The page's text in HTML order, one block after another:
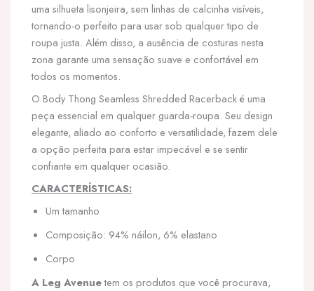
uma silhueta lisonjeira, sem linhas de calcinha visíveis,
tornando-o perfeito para usar sob qualquer tipo de
roupa justa. Além disso, a ausência de costuras nesta
zona garante uma sensação suave e confortável em
todos os momentos.
O Body Thong Seamless Shredded Racerback é uma
peça essencial em qualquer guarda-roupa. Seu design
elegante, aliado ao conforto e versatilidade, fazem dele
a opção perfeita para estar impecável e se sentir
confiante em qualquer ocasião.
CARACTERÍSTICAS:
Um tamanho
Composição: 94% náilon, 6% elastano
Corpo
A Leg Avenuetem os produtos que você procurava,